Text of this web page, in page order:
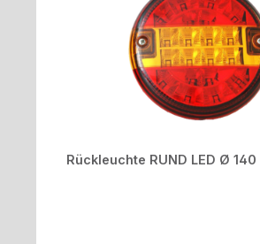
Rückleuchte RUND LED Ø